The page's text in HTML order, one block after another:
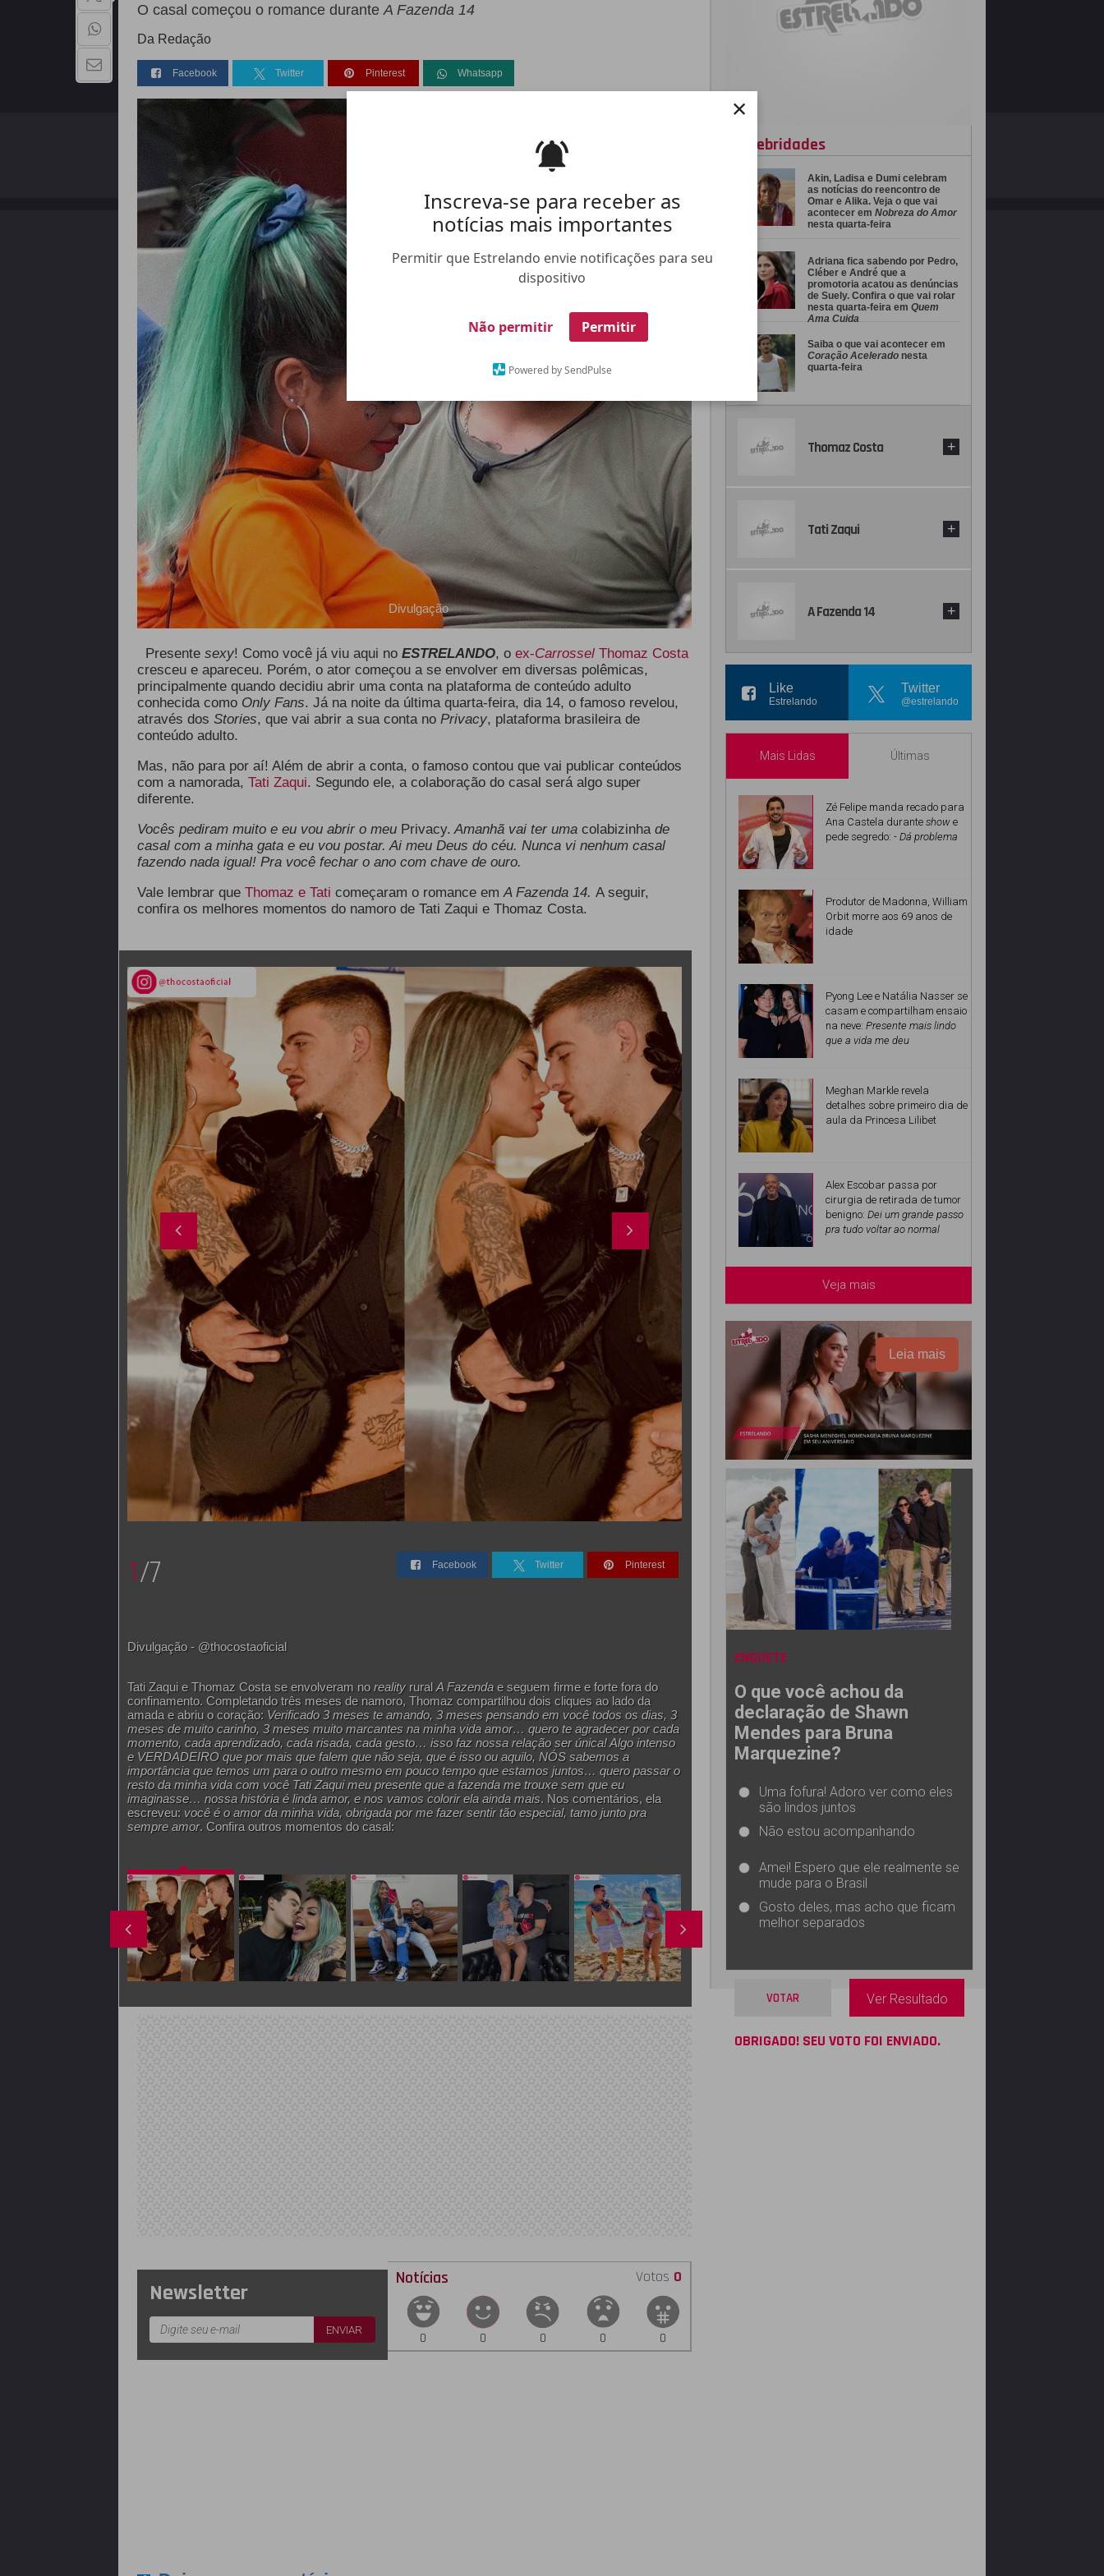
Inscreva-se para receber as
notícias mais importantes
Permitir que Estrelando envie notificações para seu
dispositivo
Não permitir Permitir
Powered by SendPulse
×
O casal começou o romance duranteA Fazenda 14
Da Redação
Facebook Twitter Pinterest Whatsapp
Divulgação
Presente sexy! Como você já viu aqui no ESTRELANDO, o ex-Carrossel Thomaz Costa
cresceu e apareceu. Porém, o ator começou a se envolver em diversas polêmicas,
principalmente quando decidiu abrir uma conta na plataforma de conteúdo adulto
conhecida como Only Fans. Já na noite da última quarta-feira, dia 14, o famoso revelou,
através dos Stories, que vai abrir a sua conta no Privacy, plataforma brasileira de
conteúdo adulto.
Mas, não para por aí! Além de abrir a conta, o famoso contou que vai publicar conteúdos
com a namorada, Tati Zaqui. Segundo ele, a colaboraçãodo casal será algo super
diferente.
Vocês pediram muito e eu vou abrir o meuPrivacy. Amanhã vai ter uma colabizinhade
casal com a minha gata e eu vou postar. Ai meu Deus do céu. Nunca vi nenhum casal
fazendo nada igual! Pra você fechar o ano com chave de ouro.
Vale lembrar que Thomaz e Tati começaram o romance emA Fazenda 14. A seguir,
confira os melhores momentos do namoro de Tati Zaqui e Thomaz Costa.
1/7 Facebook Twitter Pinterest
Divulgação - @thocostaoficial
Tati Zaqui e Thomaz Costa se envolveram norealityrural A Fazendae seguem firme e forte fora do
confinamento. Completando três meses de namoro, Thomaz compartilhou dois cliques ao lado da
amada e abriu o coração: Verificado 3 meses te amando, 3 meses pensando em você todos os dias, 3
meses de muito carinho, 3 meses muito marcantes na minha vida amor… quero te agradecer por cada
momento, cada aprendizado, cada risada, cada gesto… isso faz nossa relação ser única! Algo intenso
e VERDADEIRO que por mais que falem que não seja, que é isso ou aquilo, NÓS sabemos a
importância que temos um para o outro mesmo em pouco tempo que estamos juntos… quero passar o
resto da minha vida com você Tati Zaqui meu presente que a fazenda me trouxe sem que eu
imaginasse… nossa história é linda amor, e nos vamos colorir ela ainda mais. Nos comentários, ela
escreveu: você é o amor da minha vida, obrigada por me fazer sentir tão especial, tamo junto pra
sempre amor. Confira outros momentos do casal:
Newsletter
Notícias Votos 0
0 0 0 0 0
celebridades
Akin, Ladisa e Dumi celebram
as notícias do reencontro de
Omar e Alika. Veja o que vai
acontecer em Nobreza do Amor
nesta quarta-feira
Adriana fica sabendo por Pedro,
Cléber e André que a
promotoria acatou as denúncias
de Suely. Confira o que vai rolar
nesta quarta-feira em Quem
Ama Cuida
Saiba o que vai acontecer em
Coração Acelerado nesta
quarta-feira
Thomaz Costa +
Tati Zaqui +
A Fazenda 14 +
Like
Estrelando
Twitter
@estrelando
Mais Lidas Últimas
Zé Felipe manda recado para
Ana Castela durante show e
pede segredo: - Dá problema
Produtor de Madonna, William
Orbit morre aos 69 anos de
idade
Pyong Lee e Natália Nasser se
casam e compartilham ensaio
na neve: Presente mais lindo
que a vida me deu
Meghan Markle revela
detalhes sobre primeiro dia de
aula da Princesa Lilibet
Alex Escobar passa por
cirurgia de retirada de tumor
benigno: Dei um grande passo
pra tudo voltar ao normal
Veja mais
Leia mais
ENQUETE
O que você achou da
declaração de Shawn
Mendes para Bruna
Marquezine?
Uma fofura! Adoro ver como eles
são lindos juntos
Não estou acompanhando
Amei! Espero que ele realmente se
mude para o Brasil
Gosto deles, mas acho que ficam
melhor separados
VOTAR Ver Resultado
OBRIGADO! SEU VOTO FOI ENVIADO.
QUEM SOMOS TRABALHE NO ESTRELANDO
Copyright - 2026 | Todos os direitos reservados Desenvolvido por